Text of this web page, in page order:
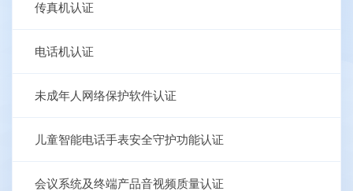
传真机认证
电话机认证
未成年人网络保护软件认证
儿童智能电话手表安全守护功能认证
会议系统及终端产品音视频质量认证